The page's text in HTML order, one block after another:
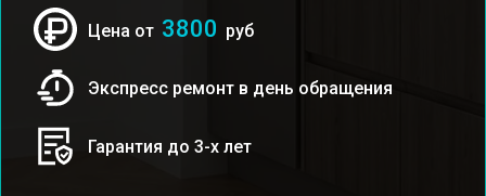
Цена от 3800 руб
Экспресс ремонт в день обращения
Гарантия до 3-х лет